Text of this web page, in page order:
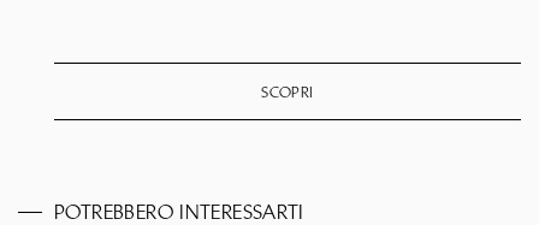
SCOPRI
POTREBBERO INTERESSARTI